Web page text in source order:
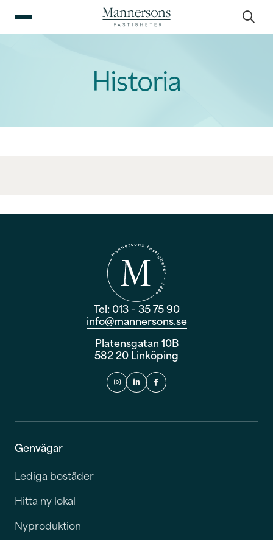
Historia
Tel: 013 – 35 75 90
info@mannersons.se
Platensgatan 10B
582 20 Linköping
Genvägar
Lediga bostäder
Hitta ny lokal
Nyproduktion